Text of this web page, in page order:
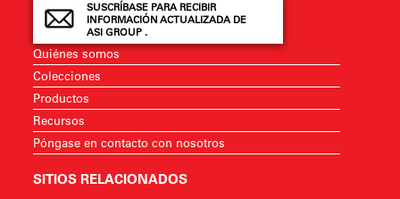
SUSCRÍBASE PARA RECIBIR
INFORMACIÓN ACTUALIZADA DE
ASI GROUP .
Quiénes somos
Colecciones
Productos
Recursos
Póngase en contacto con nosotros
SITIOS RELACIONADOS